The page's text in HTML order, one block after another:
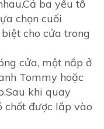
ba yếu tố
chọn cuối
cho cửa trong
cửa, một nắp ở
Tommy hoặc
khi quay
chốt được lắp vào